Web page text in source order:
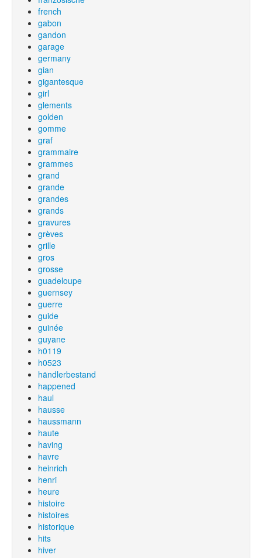
french
gabon
gandon
garage
germany
gian
gigantesque
girl
glements
golden
gomme
graf
grammaire
grammes
grand
grande
grandes
grands
gravures
grèves
grille
gros
grosse
guadeloupe
guernsey
guerre
guide
guinée
guyane
h0119
h0523
händlerbestand
happened
haul
hausse
haussmann
haute
having
havre
heinrich
henri
heure
histoire
histoires
historique
hits
hiver